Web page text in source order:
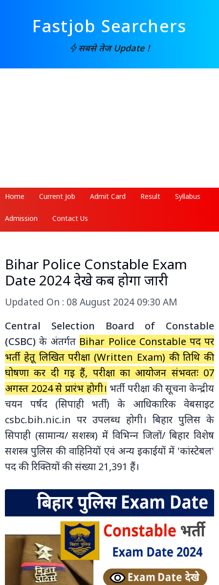
Fastjob Searchers
सबसे तेज Update !
Home Current Job Admit Card Result Syllabus
Admission Contact Us
Bihar Police Constable Exam
Date 2024 देखे कब होगा जारी
Updated On : 08 August 2024 09:30 AM
Central Selection Board of Constable
(CSBC) के अंतर्गत Bihar Police Constable पद पर
भर्ती हेतू लिखित परीक्षा (Written Exam) की तिथि की
घोषणा कर दी गई हैं, परीक्षा का आयोजन संभवतः 07
अगस्‍त 2024 से प्रारंभ होगी। भर्ती परीक्षा की सूचना केन्‍द्रीय
चयन पर्षद (सिपाही भर्ती) के आधिकारिक वेबसाइट
csbc.bih.nic.in पर उपलब्‍ध होगी। बिहार पुलिस के
सिपाही (सामान्‍य/ सशस्‍त्र) में विभिन्‍न जिलों/ बिहार विशेष
सशस्‍त्र पुलिस की वाहिनियों एवं अन्‍य इकाईयों में 'कांस्‍टेबल'
पद की रिक्तियों की संख्‍या 21,391 हैं।